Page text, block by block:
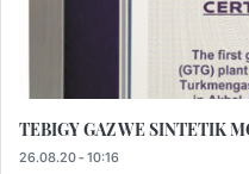
TEBIGY GAZ WE SINTETIK
26.08.20 - 10:16